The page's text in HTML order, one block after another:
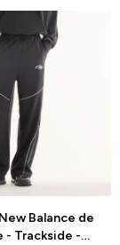
Balance de
- Trackside -